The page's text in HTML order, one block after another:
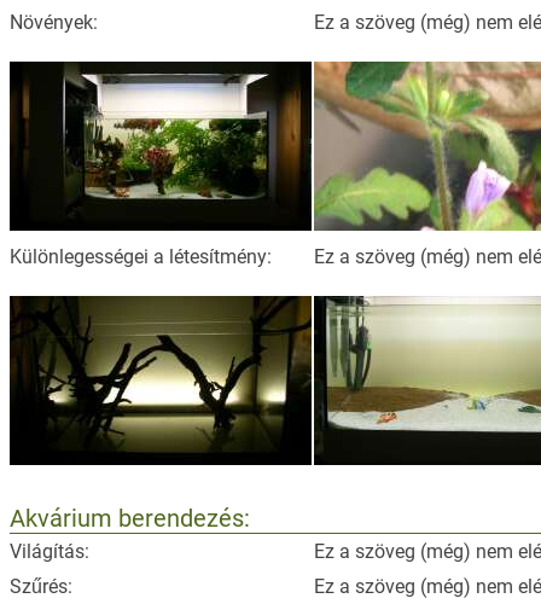
Növények:
Ez a szöveg (még) nem
Különlegességei a létesítmény: Ez a szöveg (még) nem
Akvárium berendezés:
Világítás:
Ez a szöveg (még) nem
Szűrés:
Ez a szöveg (még) nem